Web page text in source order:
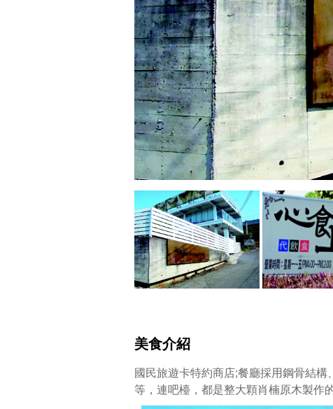
美食介紹
國民旅遊卡特約商店;餐廳採用鋼骨結
等，連吧檯，都是整大顆肖楠原木製作